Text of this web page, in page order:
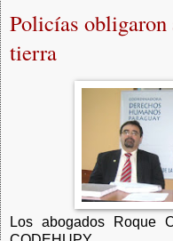
Policías obligaron
tierra
Los abogados Roque